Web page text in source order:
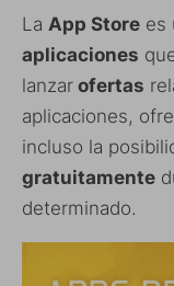
La App Store es
aplicaciones
lanzar ofertas
aplicaciones,
incluso la
gratuitamente
determinado.